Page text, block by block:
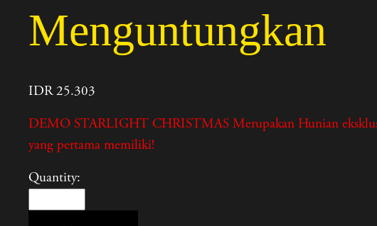
Menguntungkan
IDR 25.303
DEMO STARLIGHT CHRISTMAS Merupakan Hunian
yang pertama memiliki!
Quantity: